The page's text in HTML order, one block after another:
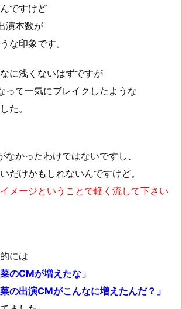
ですけど
演本数が
な印象です。
に浅くないはずですが
って一気にブレイクしたような
た。
かったわけではないですし、
だけかもしれないんですけど。
イメージということで軽く流して下さい
には
のCMが増えたな」
の出演CMがこんなに増えたんだ？」